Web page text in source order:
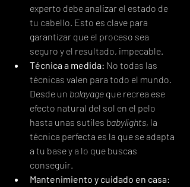
experto debe analizar el estado de
tu cabello. Esto es clave para
garantizar que el proceso sea
seguro y el resultado, impecable.
Técnica a medida: No todas las
técnicas valen para todo el mundo.
Desde un balayage que recrea ese
efecto natural del sol en el pelo
hasta unas sutiles babylights, la
técnica perfecta es la que se adapta
a tu base y a lo que buscas
conseguir.
Mantenimiento y cuidado en casa: